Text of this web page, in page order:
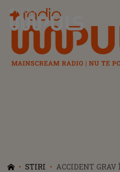
Radio Impuls
STIRI
ACCIDENT